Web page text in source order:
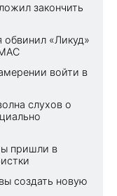
закончить
«Ликуд»
войти в
слухов о
пришли в
создать новую